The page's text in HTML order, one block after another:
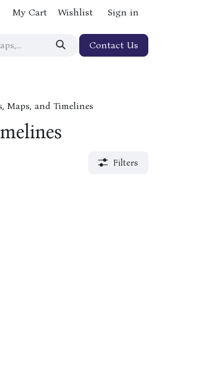
My Cart Wishlist Sign in
Contact Us
Maps, and Timelines
Filters